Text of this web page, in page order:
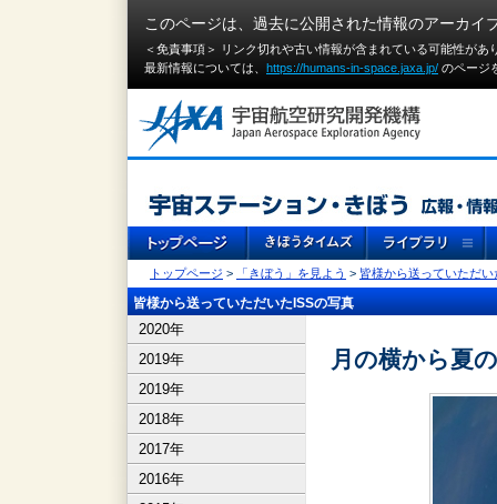
このページは、過去に公開された情報のアーカイ
＜免責事項＞ リンク切れや古い情報が含まれている可能性が
最新情報については、 https://humans-in-space.jaxa.jp/ のページ
トップページ > 「きぼう」を見よう > 皆様から送っていただい
皆様から送っていただいたISSの写真
2020年
2019年
2019年
2018年
2017年
2016年
月の横から夏